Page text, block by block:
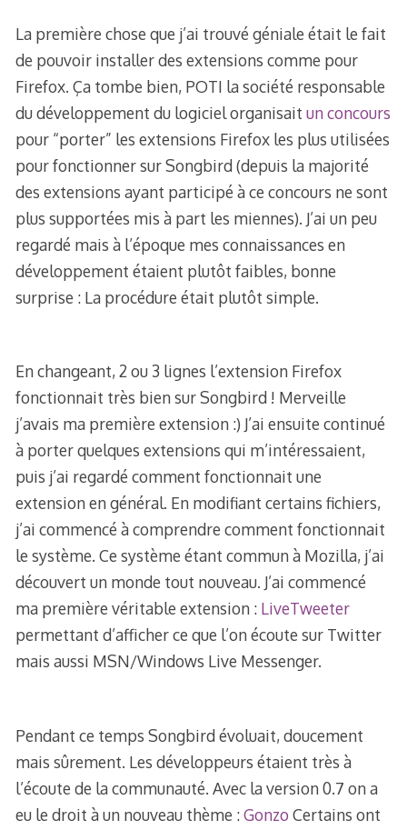
La première chose que j’ai trouvé géniale était le fait
de pouvoir installer des extensions comme pour
Firefox. Ça tombe bien, POTI la société responsable
du développement du logiciel organisait un concours
pour “porter” les extensions Firefox les plus utilisées
pour fonctionner sur Songbird (depuis la majorité
des extensions ayant participé à ce concours ne sont
plus supportées mis à part les miennes). J’ai un peu
regardé mais à l’époque mes connaissances en
développement étaient plutôt faibles, bonne
surprise : La procédure était plutôt simple.
En changeant, 2 ou 3 lignes l’extension Firefox
fonctionnait très bien sur Songbird ! Merveille
j’avais ma première extension :) J’ai ensuite continué
à porter quelques extensions qui m’intéressaient,
puis j’ai regardé comment fonctionnait une
extension en général. En modifiant certains fichiers,
j’ai commencé à comprendre comment fonctionnait
le système. Ce système étant commun à Mozilla, j’ai
découvert un monde tout nouveau. J’ai commencé
ma première véritable extension : LiveTweeter
permettant d’afficher ce que l’on écoute sur Twitter
mais aussi MSN/Windows Live Messenger.
Pendant ce temps Songbird évoluait, doucement
mais sûrement. Les développeurs étaient très à
l’écoute de la communauté. Avec la version 0.7 on a
eu le droit à un nouveau thème :Gonzo Certains ont